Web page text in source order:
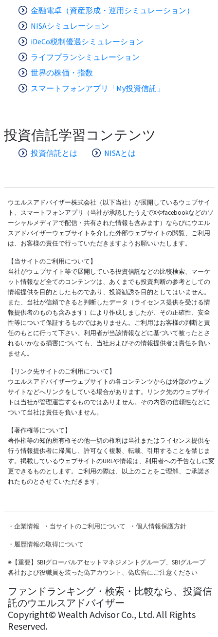
金融電卓（資産形成・運用シミュレーション）
NISAシミュレーション
iDeCo税制優遇シミュレーション
ライフプランシミュレーション
世界の株価・指数
スマートフォンアプリ「My投資信託」
投資信託学習コンテンツ
投資信託とは NISAとは
ウエルスアドバイザー株式会社（以下当社）が展開しているウェブサイ
ト、スマートフォンアプリ（当社が承認したうえでXやfacebookなどのソ
ーシャルメディアで配信・共有された情報も含みます）ならびにウエル
スアドバイザーウェブサイトを介した外部ウェブサイトの閲覧、ご利用
は、お客様の責任で行っていただきますようお願いいたします。
【当サイトのご利用について】
当社がウェブサイト等で展開している投資信託などの比較検索、マーケ
ット情報など全てのコンテンツは、あくまでも投資判断の参考としての
情報提供を目的としたものであり、投資勧誘を目的としてはいません。
また、当社が信頼できると判断したデータ（ライセンス提供を受ける情
報提供者のものも含みます）により作成しましたが、その正確性、安全
性等について保証するものではありません。ご利用はお客様の判断と責
任のもとに行って下さい。利用者が当該情報などに基づいて被ったとさ
れるいかなる損害についても、当社およびその情報提供者は責任を負い
ません。
【リンク先サイトのご利用について】
ウエルスアドバイザーウェブサイトの各コンテンツからは外部のウェブ
サイトなどへリンクをしている場合があります。リンク先のウェブサイ
トは当社が管理運営するものではありません。その内容の信頼性などに
ついて当社は責任を負いません。
【著作権等について】
著作権等の知的所有権その他一切の権利は当社またはライセンス提供を
行う情報提供者に帰属し、許可なく複製、転載、引用することを禁じま
す。掲載しているウェブサイトのURLや情報は、利用者への予告なしに変
更できるものとします。ご利用の際は、以上のことをご理解、ご承諾さ
れたものとさせていただきます。
・ 企業情報 ・ 当サイトのご利用について ・ 個人情報保護方針
・ 履歴情報の取得について
※【重要】SBIグローバルアセットマネジメントグループ、SBIグループ
各社および役職員を装った偽アカウント、偽広告にご注意ください
ファンドランキング・検索・比較なら、投資信
託のウエルスアドバイザー
Copyright© Wealth Advisor Co., Ltd. All Rights
Reserved.